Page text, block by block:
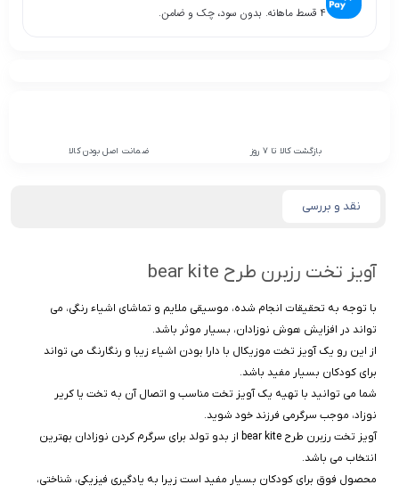
۴ قسط ماهانه. بدون سود، چک و ضامن.
بازگشت کالا تا 7 روز ضمانت اصل بودن کالا
نقد و بررسی
آویز تخت رزبرن طرح bear kite
با توجه به تحقیقات انجام شده، موسیقی ملایم و تماشای اشیاء رنگی، می
تواند در افزایش هوش نوزادان، بسیار موثر باشد.
از این رو یک آویز تخت موزیکال با دارا بودن اشیاء زیبا و رنگارنگ می تواند
برای کودکان بسیار مفید باشد.
شما می توانید با تهیه یک آویز تخت مناسب و اتصال آن به تخت یا کریر
نوزاد، موجب سرگرمی فرزند خود شوید.
آویز تخت رزبرن طرح bear kite از بدو تولد برای سرگرم کردن نوزادان بهترین
انتخاب می باشد.
محصول فوق برای کودکان بسیار مفید است زیرا به یادگیری فیزیکی، شناختی،